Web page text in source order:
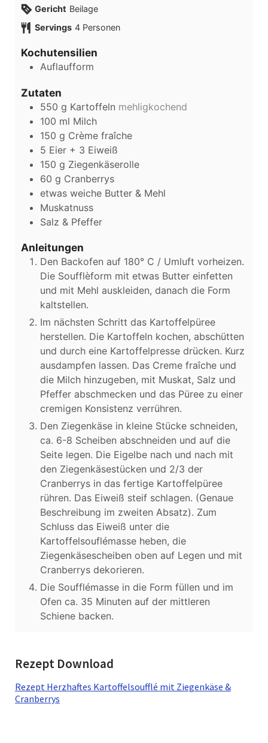
Gericht Beilage
Servings 4 Personen
Kochutensilien
Auflaufform
Zutaten
550 g Kartoffeln mehligkochend
100 ml Milch
150 g Crème fraîche
5 Eier + 3 Eiweiß
150 g Ziegenkäserolle
60 g Cranberrys
etwas weiche Butter & Mehl
Muskatnuss
Salz & Pfeffer
Anleitungen
Den Backofen auf 180° C / Umluft vorheizen.
Die Soufflèform mit etwas Butter einfetten
und mit Mehl auskleiden, danach die Form
kaltstellen.
Im nächsten Schritt das Kartoffelpüree
herstellen. Die Kartoffeln kochen, abschütten
und durch eine Kartoffelpresse drücken. Kurz
ausdampfen lassen. Das Creme fraîche und
die Milch hinzugeben, mit Muskat, Salz und
Pfeffer abschmecken und das Püree zu einer
cremigen Konsistenz verrühren.
Den Ziegenkäse in kleine Stücke schneiden,
ca. 6-8 Scheiben abschneiden und auf die
Seite legen. Die Eigelbe nach und nach mit
den Ziegenkäsestücken und 2/3 der
Cranberrys in das fertige Kartoffelpüree
rühren. Das Eiweiß steif schlagen. (Genaue
Beschreibung im zweiten Absatz). Zum
Schluss das Eiweiß unter die
Kartoffelsouflémasse heben, die
Ziegenkäsescheiben oben auf Legen und mit
Cranberrys dekorieren.
Die Soufflémasse in die Form füllen und im
Ofen ca. 35 Minuten auf der mittleren
Schiene backen.
Rezept Download
Rezept Herzhaftes Kartoffelsoufflé mit Ziegenkäse &
Cranberrys